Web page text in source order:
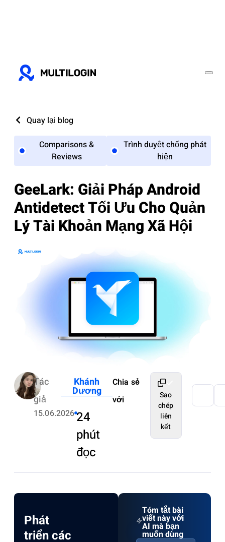
Quay lại blog
Comparisons &
Reviews
Trình duyệt chống phát
hiện
GeeLark: Giải Pháp Android
Antidetect Tối Ưu Cho Quản
Lý Tài Khoản Mạng Xã Hội
Tác
giả
Khánh
Dương
15.06.202624
phút
đọc
Chia sẻ
với
Sao
chép
liên
kết
Phát
triển các
Tóm tắt bài
viết này với
AI mà bạn
muốn dùng